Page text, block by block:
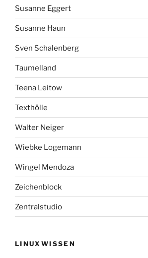
Susanne Eggert
Susanne Haun
Sven Schalenberg
Taumelland
Teena Leitow
Texthölle
Walter Neiger
Wiebke Logemann
Wingel Mendoza
Zeichenblock
Zentralstudio
LINUXWISSEN